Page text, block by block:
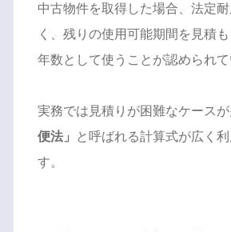
中古物件を取得した場合、法定
く、残りの使用可能期間を見積
年数として使うことが認められて
実務では見積りが困難なケースが
便法」
と呼ばれる計算式が広く
す。